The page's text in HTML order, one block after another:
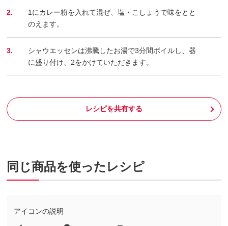
2.
1にカレー粉を入れて混ぜ、塩・こしょうで味をとと
のえます。
3.
シャウエッセンは沸騰したお湯で3分間ボイルし、器
に盛り付け、2をかけていただきます。
レシピを共有する
同じ商品を使ったレシピ
アイコンの説明